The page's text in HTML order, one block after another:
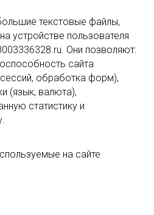
текстовые файлы,
устройстве пользователя
Они позволяют:
сайта
обработка форм),
(язык, валюта),
статистику и
на сайте